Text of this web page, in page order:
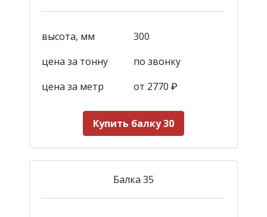
высота, мм
300
цена за тонну
по звонку
цена за метр
от 2770 ₽
Купить балку 30
Балка 35